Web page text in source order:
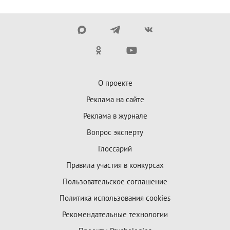
О проекте
Реклама на сайте
Реклама в журнале
Вопрос эксперту
Глоссарий
Правила участия в конкурсах
Пользовательское соглашение
Политика использования cookies
Рекомендательные технологии